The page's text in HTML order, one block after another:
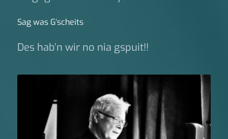
Sag was G‘scheits
Des hab’n wir no nia gspuit!!